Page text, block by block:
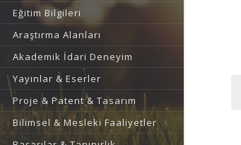
Eğitim Bilgileri
Araştırma Alanları
Akademik İdari Deneyim
Yayınlar & Eserler
Proje & Patent & Tasarım
Bilimsel & Mesleki Faaliyetler